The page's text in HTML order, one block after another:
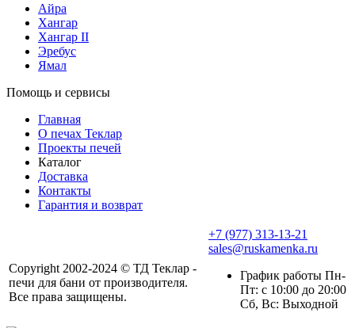
Айра
Хангар
Хангар II
Эребус
Ямал
Помощь и сервисы
Главная
О печах Теклар
Проекты печей
Каталог
Доставка
Контакты
Гарантия и возврат
Copyright 2002-2024 © ТД Теклар -
печи для бани от производителя.
Все права защищены.
+7 (977) 313-13-21
sales@ruskamenka.ru
График работы Пн-
Пт: с 10:00 до 20:00
Сб, Вс: Выходной